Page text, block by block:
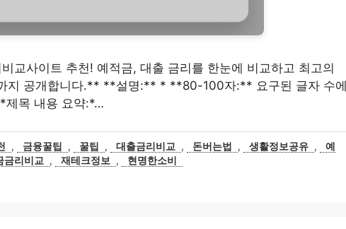
교사이트 추천! 예적금, 대출 금리를 한눈에 비교하고 최고의
지 공개합니다.** **설명:** * **80-100자:** 요구된 글자 수에
제목 내용 요약:*…
, 금융꿀팁 , 꿀팁 , 대출금리비교 , 돈버는법 , 생활정보공유 ,
예
금리비교
, 재테크정보 , 현명한소비